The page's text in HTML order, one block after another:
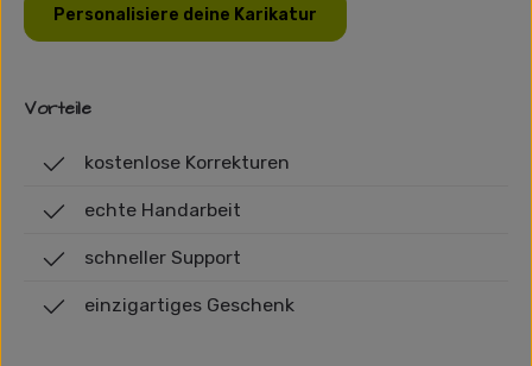
Personalisiere deine Karikatur
Vorteile
kostenlose Korrekturen
echte Handarbeit
schneller Support
einzigartiges Geschenk